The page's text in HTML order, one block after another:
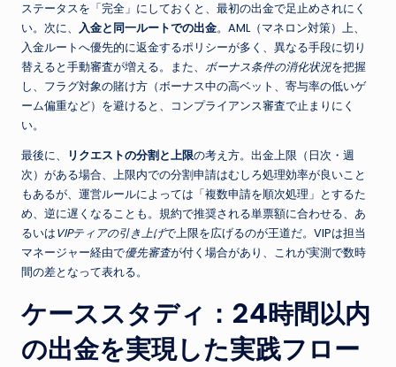
ステータスを「完全」にしておくと、最初の出金で足止めされにく
い。次に、 入金と同一ルートでの出金。AML（マネロン対策）上、
入金ルートへ優先的に返金するポリシーが多く、異なる手段に切り
替えると手動審査が増える。また、 ボーナス条件の消化状況を把握
し、フラグ対象の賭け方（ボーナス中の高ベット、寄与率の低いゲ
ーム偏重など）を避けると、コンプライアンス審査で止まりにく
い。
最後に、
リクエストの分割と上限の考え方。出金上限（日次・週
次）がある場合、上限内での分割申請はむしろ処理効率が良いこと
もあるが、運営ルールによっては「複数申請を順次処理」とするた
め、逆に遅くなることも。規約で推奨される単票額に合わせる、あ
るいはVIPティアの引き上げで上限を広げるのが王道だ。VIPは担当
マネージャー経由で優先審査が付く場合があり、これが実測で数時
間の差となって表れる。
ケーススタディ：24時間以内
の出金を実現した実践フロー